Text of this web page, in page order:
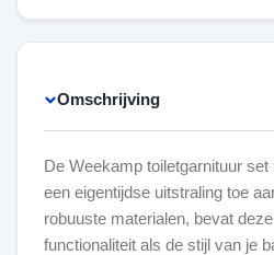
Omschrijving
De Weekamp toiletgarnituur
een eigentijdse uitstraling toe
robuuste materialen, bevat
functionaliteit als de stijl van je